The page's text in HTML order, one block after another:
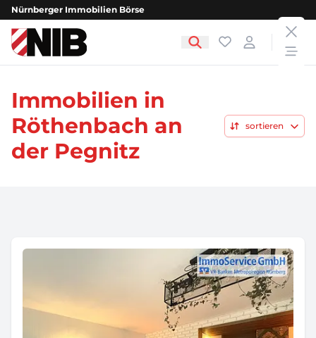
Nürnberger Immobilien Börse
NIB - Nürnberger Immobilien Börse Favoriten
Login
Immobilien in
Röthenbach an
der Pegnitz
sortieren